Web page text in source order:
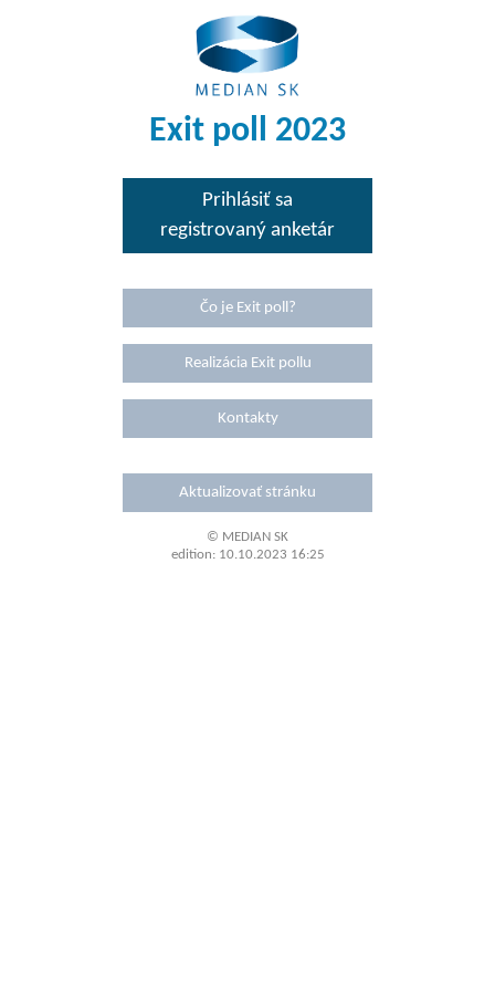
Exit poll 2023
Prihlásiť sa
registrovaný anketár
Čo je Exit poll?
Realizácia Exit pollu
Kontakty
Aktualizovať stránku
© MEDIAN SK
edition: 10.10.2023 16:25